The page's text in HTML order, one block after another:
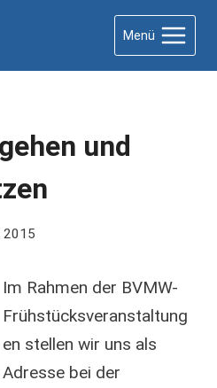
Menü
und
2015
Im Rahmen der BVMW-
Frühstücksveranstaltung
en stellen wir uns als
Adresse bei der